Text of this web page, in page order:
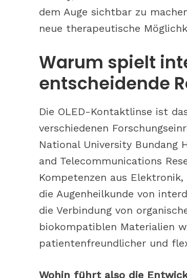
dem Auge sichtbar zu
neue therapeutische
Warum spielt
entscheidende
Die OLED-Kontaktlinse ist
verschiedenen
National University Bundang
and Telecommunications
Kompetenzen aus
die Augenheilkunde von
die Verbindung von
biokompatiblen Materialien
patientenfreundlicher und
Wohin führt also die